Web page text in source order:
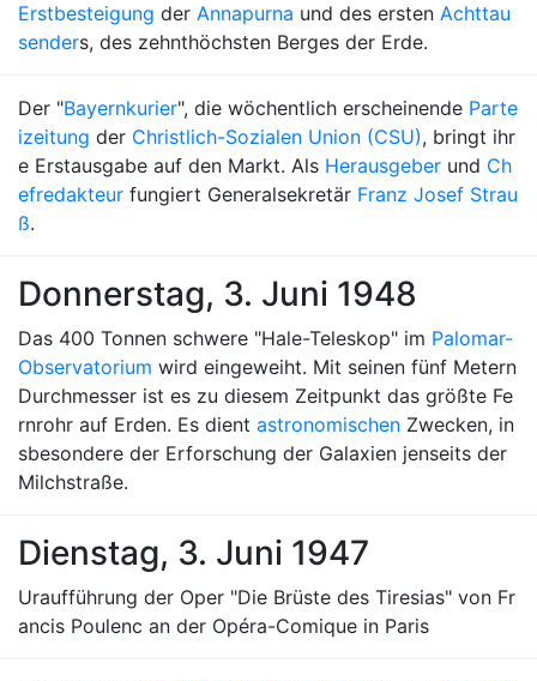
Erstbesteigung der Annapurna und des ersten Achttau
senders, des zehnthöchsten Berges der Erde.
Der "Bayernkurier", die wöchentlich erscheinende Parte
izeitung der Christlich-Sozialen Union (CSU), bringt ihr
e Erstausgabe auf den Markt. Als Herausgeber und Ch
efredakteur fungiert Generalsekretär Franz Josef Strau
ß.
Donnerstag, 3. Juni 1948
Das 400 Tonnen schwere "Hale-Teleskop" im Palomar-
Observatorium wird eingeweiht. Mit seinen fünf Metern
Durchmesser ist es zu diesem Zeitpunkt das größte Fe
rnrohr auf Erden. Es dient astronomischen Zwecken, in
sbesondere der Erforschung der Galaxien jenseits der
Milchstraße.
Dienstag, 3. Juni 1947
Uraufführung der Oper "Die Brüste des Tiresias" von Fr
ancis Poulenc an der Opéra-Comique in Paris